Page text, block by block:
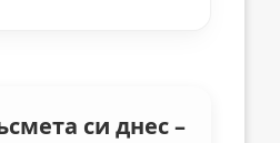
си днес –